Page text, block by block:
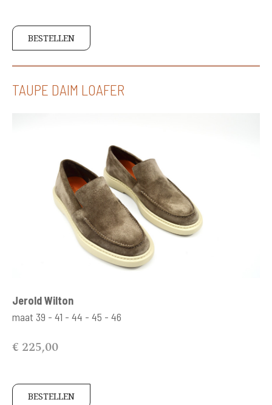
BESTELLEN
TAUPE DAIM LOAFER
Jerold Wilton
maat 39 - 41 - 44 - 45 - 46
€ 225,00
BESTELLEN